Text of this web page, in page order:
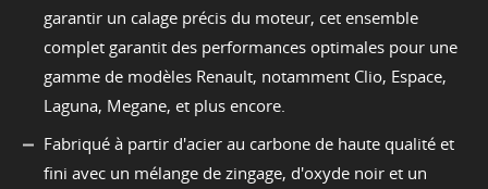
garantir un calage précis du moteur, cet ensemble
complet garantit des performances optimales pour une
gamme de modèles Renault, notamment Clio, Espace,
Laguna, Megane, et plus encore.
Fabriqué à partir d'acier au carbone de haute qualité et
fini avec un mélange de zingage, d'oxyde noir et un